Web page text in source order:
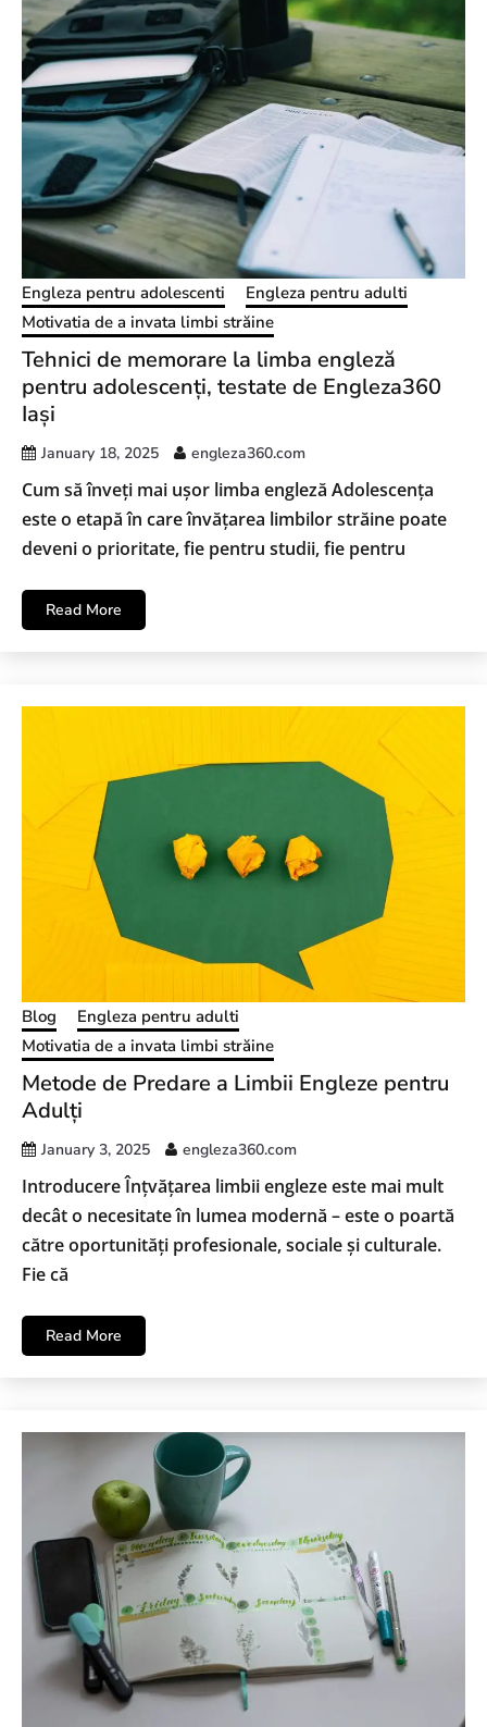
Engleza pentru adolescenti
Engleza pentru adulti
Motivatia de a invata limbi străine
Tehnici de memorare la limba engleză
pentru adolescenți, testate de Engleza360
Iași
January 18, 2025 engleza360.com
Cum să înveți mai ușor limba engleză Adolescența
este o etapă în care învățarea limbilor străine poate
deveni o prioritate, fie pentru studii, fie pentru
Read More
Blog
Engleza pentru adulti
Motivatia de a invata limbi străine
Metode de Predare a Limbii Engleze pentru
Adulți
January 3, 2025 engleza360.com
Introducere Înțvățarea limbii engleze este mai mult
decât o necesitate în lumea modernă – este o poartă
către oportunități profesionale, sociale și culturale.
Fie că
Read More